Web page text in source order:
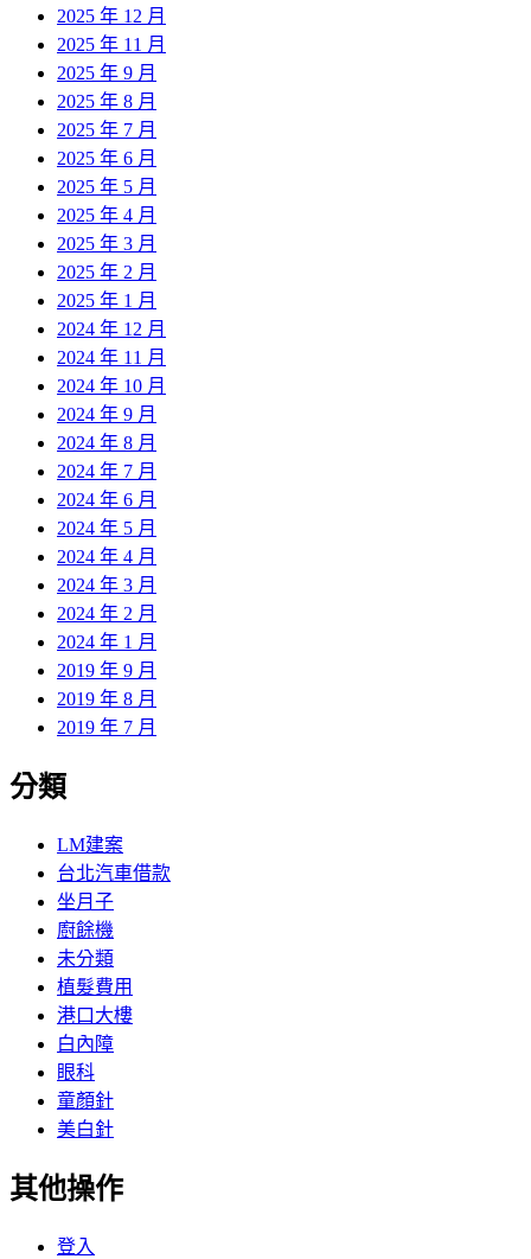
2025 年 12 月
2025 年 11 月
2025 年 9 月
2025 年 8 月
2025 年 7 月
2025 年 6 月
2025 年 5 月
2025 年 4 月
2025 年 3 月
2025 年 2 月
2025 年 1 月
2024 年 12 月
2024 年 11 月
2024 年 10 月
2024 年 9 月
2024 年 8 月
2024 年 7 月
2024 年 6 月
2024 年 5 月
2024 年 4 月
2024 年 3 月
2024 年 2 月
2024 年 1 月
2019 年 9 月
2019 年 8 月
2019 年 7 月
分類
LM建案
台北汽車借款
坐月子
廚餘機
未分類
植髮費用
港口大樓
白內障
眼科
童顏針
美白針
其他操作
登入